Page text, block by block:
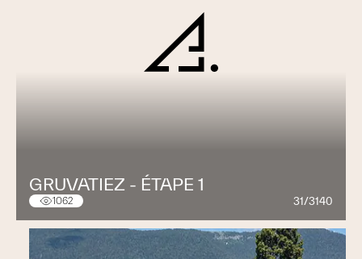
GRUVATIEZ - ÉTAPE 1
1062 31/3140